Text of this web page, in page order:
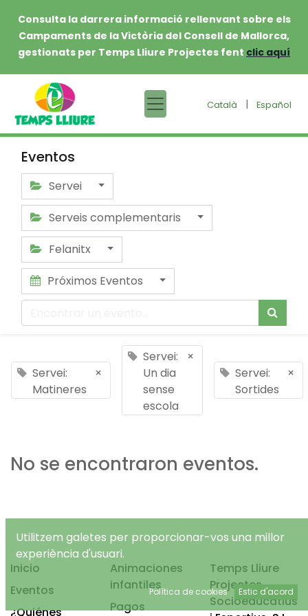
Consulta la darrera informació rellenvant sobre els
Campaments de la Victòria del Consell de Mallorca,
gestionats per Temps Lliure Projectes fent clic aquí
Català | Español
Eventos
Servei
Serveis complementaris
Felanitx
Próximos Eventos
Servei:
Matineres
×
Servei:
Un dia
sense
escola
×
Servei:
Sortides
×
No se encontraron eventos.
Inicio
Eventos
¿Quiénes
Animaciones
infantiles
Pagos
Temps Lliure
Projectes
Socioeducatius
Utilitzem galetes per proporcionar-vos una millor
experiència d'usuari.
Política de cookies Estic d'acord